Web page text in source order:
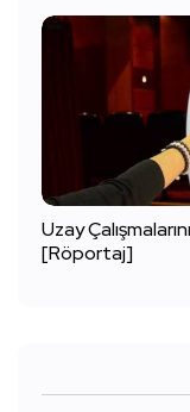
Uzay
[Röportaj]